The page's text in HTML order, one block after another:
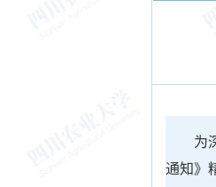
为
通知》